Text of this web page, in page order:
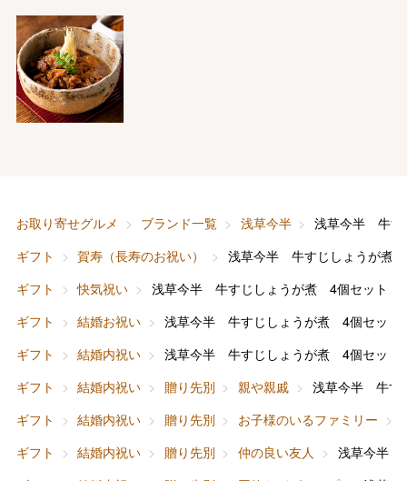
お取り寄せグルメ ブランド一覧 浅草今半
浅草今半 牛す
ギフト
賀寿（長寿のお祝い）
浅草今半 牛すじしょうが煮
ギフト
快気祝い
浅草今半 牛すじしょうが煮 4個セット
ギフト
結婚お祝い
浅草今半 牛すじしょうが煮 4個セット
ギフト
結婚内祝い
浅草今半 牛すじしょうが煮 4個セット
ギフト
結婚内祝い 贈り先別 親や親戚
浅草今半 牛す
ギフト
結婚内祝い 贈り先別 お子様のいるファミリー
ギフト
結婚内祝い 贈り先別 仲の良い友人
浅草今半